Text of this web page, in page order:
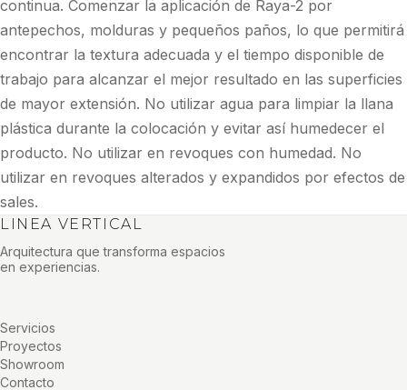
continua. Comenzar la aplicación de Raya-2 por
antepechos, molduras y pequeños paños, lo que permitirá
encontrar la textura adecuada y el tiempo disponible de
trabajo para alcanzar el mejor resultado en las superficies
de mayor extensión. No utilizar agua para limpiar la llana
plástica durante la colocación y evitar así humedecer el
producto. No utilizar en revoques con humedad. No
utilizar en revoques alterados y expandidos por efectos de
sales.
LINEA VERTICAL
Arquitectura que transforma espacios
en experiencias.
Servicios
Proyectos
Showroom
Contacto